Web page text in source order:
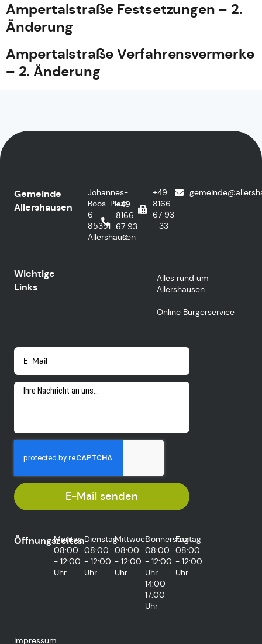
Ampertalstraße Festsetzungen – 2.
Änderung
Ampertalstraße Verfahrensvermerke
– 2. Änderung
Gemeinde
Allershausen
Johannes-
Boos-Platz
6
85391
Allershausen
+49
8166
67 93
- 0
+49
8166
67 93
- 33
Wichtige
Links
Alles rund um
Allershausen
Online Bürgerservice
E-Mail senden
Öffnungszeiten
Montag
08:00
- 12:00
Uhr
Dienstag
08:00
- 12:00
Uhr
Mittwoch
08:00
- 12:00
Uhr
Donnerstag
08:00
- 12:00
Uhr
14:00 -
17:00
Uhr
Freitag
08:00
- 12:00
Uhr
Impressum